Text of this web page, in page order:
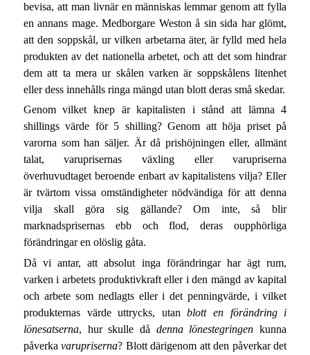
bevisa, att man livnär en människas lemmar genom att fylla
en annans mage. Medborgare Weston å sin sida har glömt,
att den soppskål, ur vilken arbetarna äter, är fylld med hela
produkten av det nationella arbetet, och att det som hindrar
dem att ta mera ur skålen varken är soppskålens litenhet
eller dess innehålls ringa mängd utan blott deras små skedar.
Genom vilket knep är kapitalisten i stånd att lämna 4
shillings värde för 5 shilling? Genom att höja priset på
varorna som han säljer. Är då prishöjningen eller, allmänt
talat, varuprisernas växling eller varupriserna
överhuvudtaget beroende enbart av kapitalistens vilja? Eller
är tvärtom vissa omständigheter nödvändiga för att denna
vilja skall göra sig gällande? Om inte, så blir
marknadsprisernas ebb och flod, deras oupphörliga
förändringar en olöslig gåta.
Då vi antar, att absolut inga förändringar har ägt rum,
varken i arbetets produktivkraft eller i den mängd av kapital
och arbete som nedlagts eller i det penningvärde, i vilket
produkternas värde uttrycks, utanblott en förändring i
lönesatserna, hur skulle då denna lönestegringen kunna
påverkavarupriserna? Blott därigenom att den påverkar det